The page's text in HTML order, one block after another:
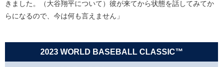
きました。（大谷翔平について）彼が来てから状態を話してみてか
らになるので、今は何も言えません」
2023 WORLD BASEBALL CLASSIC™